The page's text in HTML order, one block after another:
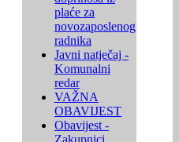
plaće za
novozaposlenog
radnika
Javni natječaj -
Komunalni
redar
VAŽNA
OBAVIJEST
Obavijest -
Zakupnici